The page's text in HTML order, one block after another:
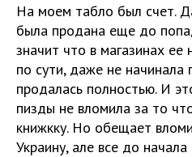
На моем табло был счет.
была продана еще до
значит что в магазинах
по сути, даже не начинала
продалась полностью. И
пизды не вломила за то
книжкку. Но обещает
Украину, але все до